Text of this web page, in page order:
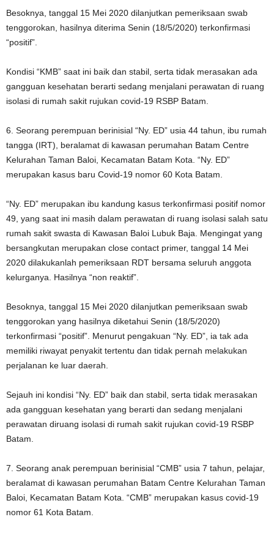
Besoknya, tanggal 15 Mei 2020 dilanjutkan pemeriksaan swab
tenggorokan, hasilnya diterima Senin (18/5/2020) terkonfirmasi
“positif”.
Kondisi “KMB” saat ini baik dan stabil, serta tidak merasakan ada
gangguan kesehatan berarti sedang menjalani perawatan di ruang
isolasi di rumah sakit rujukan covid-19 RSBP Batam.
6. Seorang perempuan berinisial “Ny. ED” usia 44 tahun, ibu rumah
tangga (IRT), beralamat di kawasan perumahan Batam Centre
Kelurahan Taman Baloi, Kecamatan Batam Kota. “Ny. ED”
merupakan kasus baru Covid-19 nomor 60 Kota Batam.
“Ny. ED” merupakan ibu kandung kasus terkonfirmasi positif nomor
49, yang saat ini masih dalam perawatan di ruang isolasi salah satu
rumah sakit swasta di Kawasan Baloi Lubuk Baja. Mengingat yang
bersangkutan merupakan close contact primer, tanggal 14 Mei
2020 dilakukanlah pemeriksaan RDT bersama seluruh anggota
kelurganya. Hasilnya “non reaktif”.
Besoknya, tanggal 15 Mei 2020 dilanjutkan pemeriksaan swab
tenggorokan yang hasilnya diketahui Senin (18/5/2020)
terkonfirmasi “positif”. Menurut pengakuan “Ny. ED”, ia tak ada
memiliki riwayat penyakit tertentu dan tidak pernah melakukan
perjalanan ke luar daerah.
Sejauh ini kondisi “Ny. ED” baik dan stabil, serta tidak merasakan
ada gangguan kesehatan yang berarti dan sedang menjalani
perawatan diruang isolasi di rumah sakit rujukan covid-19 RSBP
Batam.
7. Seorang anak perempuan berinisial “CMB” usia 7 tahun, pelajar,
beralamat di kawasan perumahan Batam Centre Kelurahan Taman
Baloi, Kecamatan Batam Kota. “CMB” merupakan kasus covid-19
nomor 61 Kota Batam.